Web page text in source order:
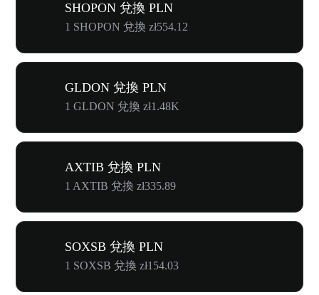
SHOPON 兌換 PLN
1 SHOPON 兌換 zł554.12
GLDON 兌換 PLN
1 GLDON 兌換 zł1.48K
AXTIB 兌換 PLN
1 AXTIB 兌換 zł335.89
SOXSB 兌換 PLN
1 SOXSB 兌換 zł154.03